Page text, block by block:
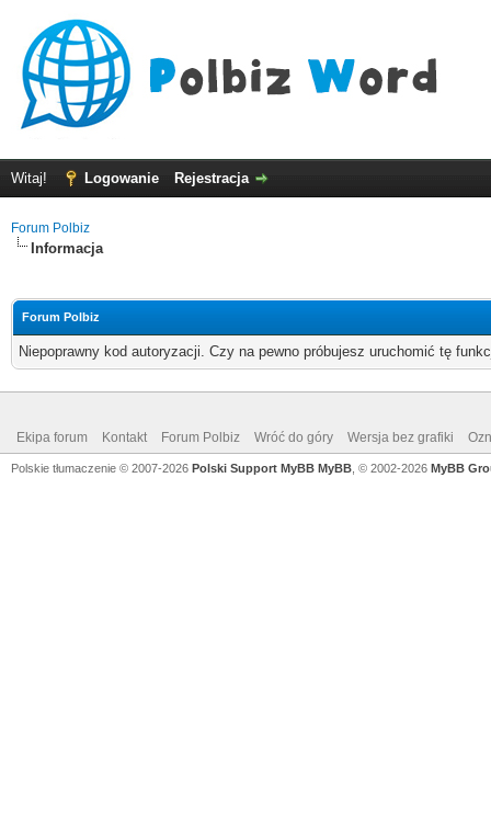
Witaj! Logowanie Rejestracja
Forum Polbiz
Informacja
Forum Polbiz
Niepoprawny kod autoryzacji. Czy na pewno próbujesz uruchomić tę
Ekipa forum Kontakt Forum Polbiz Wróć do góry Wersja bez grafiki
Polskie tłumaczenie © 2007-2026 Polski Support MyBB MyBB , © 2002-2026 MyBB